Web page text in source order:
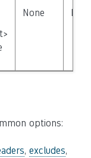
None
options:
, excludes,